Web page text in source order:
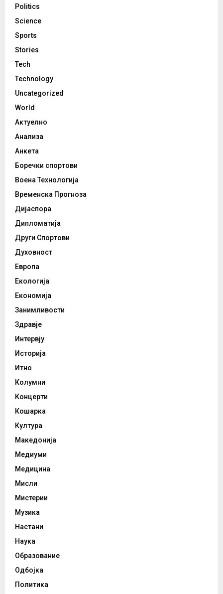
Politics
Science
Sports
Stories
Tech
Technology
Uncategorized
World
Актуелно
Анализа
Анкета
Боречки спортови
Воена Технологија
Временска Прогноза
Дијаспора
Дипломатија
Други Спортови
Духовност
Европа
Екологија
Економија
Занимливости
Здравје
Интервју
Историја
Итно
Колумни
Концерти
Кошарка
Култура
Македонија
Медиуми
Медицина
Мисли
Мистерии
Музика
Настани
Наука
Образование
Одбојка
Политика